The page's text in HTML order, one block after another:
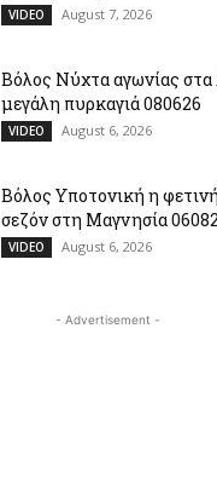
VIDEO August 7, 2026
Βόλος Νύχτα αγωνίας στα
μεγάλη πυρκαγιά 080626
VIDEO August 6, 2026
Βόλος Υποτονική η
σεζόν στη Μαγνησία
VIDEO August 6, 2026
- Advertisement -